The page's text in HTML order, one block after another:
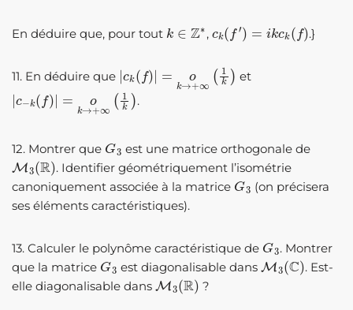
En déduire que, pour tout
k Z∗
,
k( f′) ck )
.}
11. En déduire que
| k( f) | ( 1 k
et
| k f) | ( 1 k
.
12. Montrer que
G
est une matrice orthogonale de
M 3 (R)
. Identifier géométriquement l’isométrie
canoniquement associée à la matrice
G
(on précisera
ses éléments caractéristiques).
13. Calculer le polynôme caractéristique de
G
. Montrer
que la matrice
G3
est diagonalisable dans
M 3 (C)
. Est-
elle diagonalisable dans
M3 (R)
?